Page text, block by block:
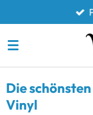
Hauptinhalt
springen
Die
Vinyl